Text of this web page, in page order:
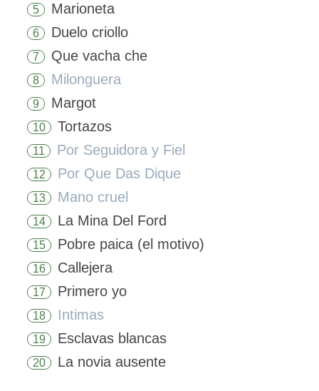
5 Marioneta
6 Duelo criollo
7 Que vacha che
8 Milonguera
9 Margot
10 Tortazos
11 Por Seguidora y Fiel
12 Por Que Das Dique
13 Mano cruel
14 La Mina Del Ford
15 Pobre paica (el motivo)
16 Callejera
17 Primero yo
18 Intimas
19 Esclavas blancas
20 La novia ausente